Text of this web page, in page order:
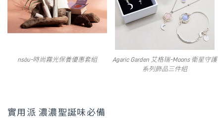
nsòu-時尚霧光保養優惠套組
Agaric Garden 艾格瑞-Moons 衛星守護
系列飾品三件組
實用派 濃濃聖誕味必備